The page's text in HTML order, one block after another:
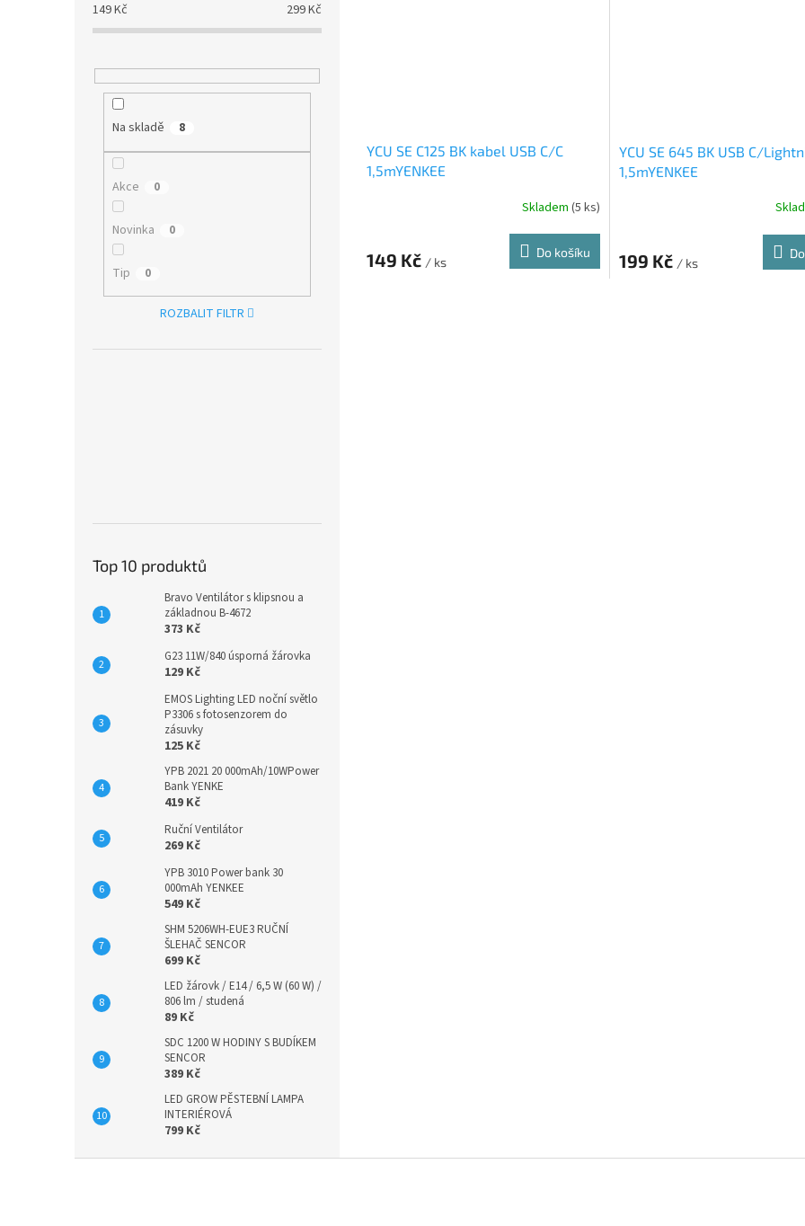
149Kč 299Kč
Na skladě 8
Akce 0
Novinka 0
Tip 0
ROZBALIT FILTR
Top 10 produktů
Bravo Ventilátor s klipsnou a
základnou B-4672
373 Kč
G23 11W/840 úsporná žárovka
129 Kč
EMOS Lighting LED noční světlo
P3306 s fotosenzorem do
zásuvky
125 Kč
YPB 2021 20 000mAh/10WPower
Bank YENKE
419 Kč
Ruční Ventilátor
269 Kč
YPB 3010 Power bank 30
000mAh YENKEE
549 Kč
SHM 5206WH-EUE3 RUČNÍ
ŠLEHAČ SENCOR
699 Kč
LED žárovk / E14 / 6,5 W (60 W) /
806 lm / studená
89 Kč
SDC 1200 W HODINY S BUDÍKEM
SENCOR
389 Kč
LED GROW PĚSTEBNÍ LAMPA
INTERIÉROVÁ
799 Kč
YCU SE C125 BK kabel USB C/C
1,5mYENKEE
Skladem (5 ks)
149 Kč / ks
Do košíku
YCU SE 645 BK USB C/
1,5mYENKEE
199 Kč / ks